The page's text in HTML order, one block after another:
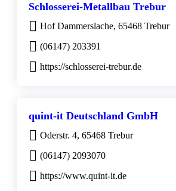
Schlosserei-Metallbau Trebur
Hof Dammerslache, 65468 Trebur
(06147) 203391
https://schlosserei-trebur.de
quint-it Deutschland GmbH
Oderstr. 4, 65468 Trebur
(06147) 2093070
https://www.quint-it.de